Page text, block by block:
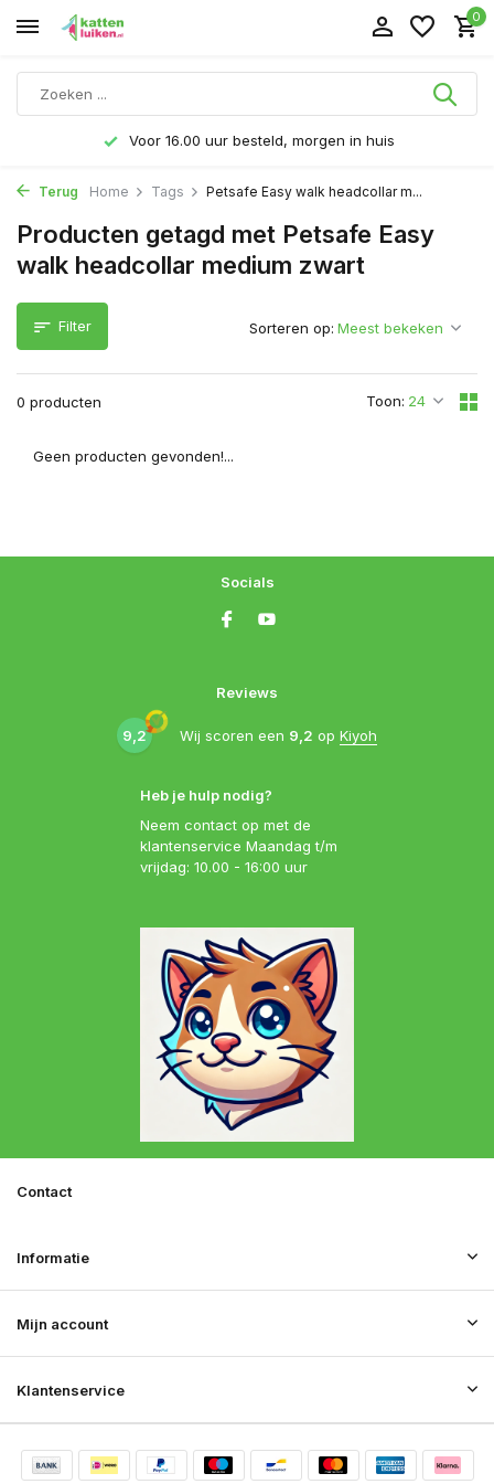
0
Voor 16.00 uur besteld, morgen in huis
Terug Home Tags Petsafe Easy walk headcollar m...
Producten getagd met Petsafe Easy
walk headcollar medium zwart
Filter
0 producten Toon:
Sorteren op:
Geen producten gevonden!...
Heb je hulp nodig?
Neem contact op met de
klantenservice Maandag t/m
vrijdag: 10.00 - 16:00 uur
Reviews
9,2 Wij scoren een 9,2 op Kiyoh
Socials
Klantenservice
Mijn account
Informatie
Contact